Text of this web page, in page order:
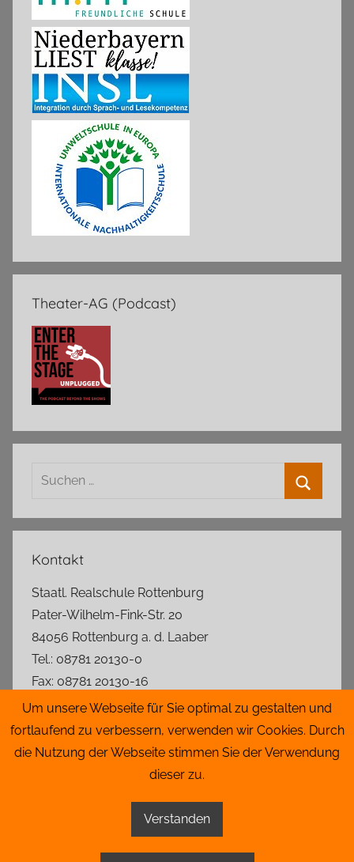
Theater-AG (Podcast)
Suchen
Kontakt
Staatl. Realschule Rottenburg
Pater-Wilhelm-Fink-Str. 20
84056 Rottenburg a. d. Laaber
Tel.: 08781 20130-0
Fax: 08781 20130-16
rs.rottenburg@t-online.de
Lageplan
Um unsere Webseite für Sie optimal zu gestalten und
fortlaufend zu verbessern, verwenden wir Cookies. Durch
die Nutzung der Webseite stimmen Sie der Verwendung
dieser zu.
Verstanden